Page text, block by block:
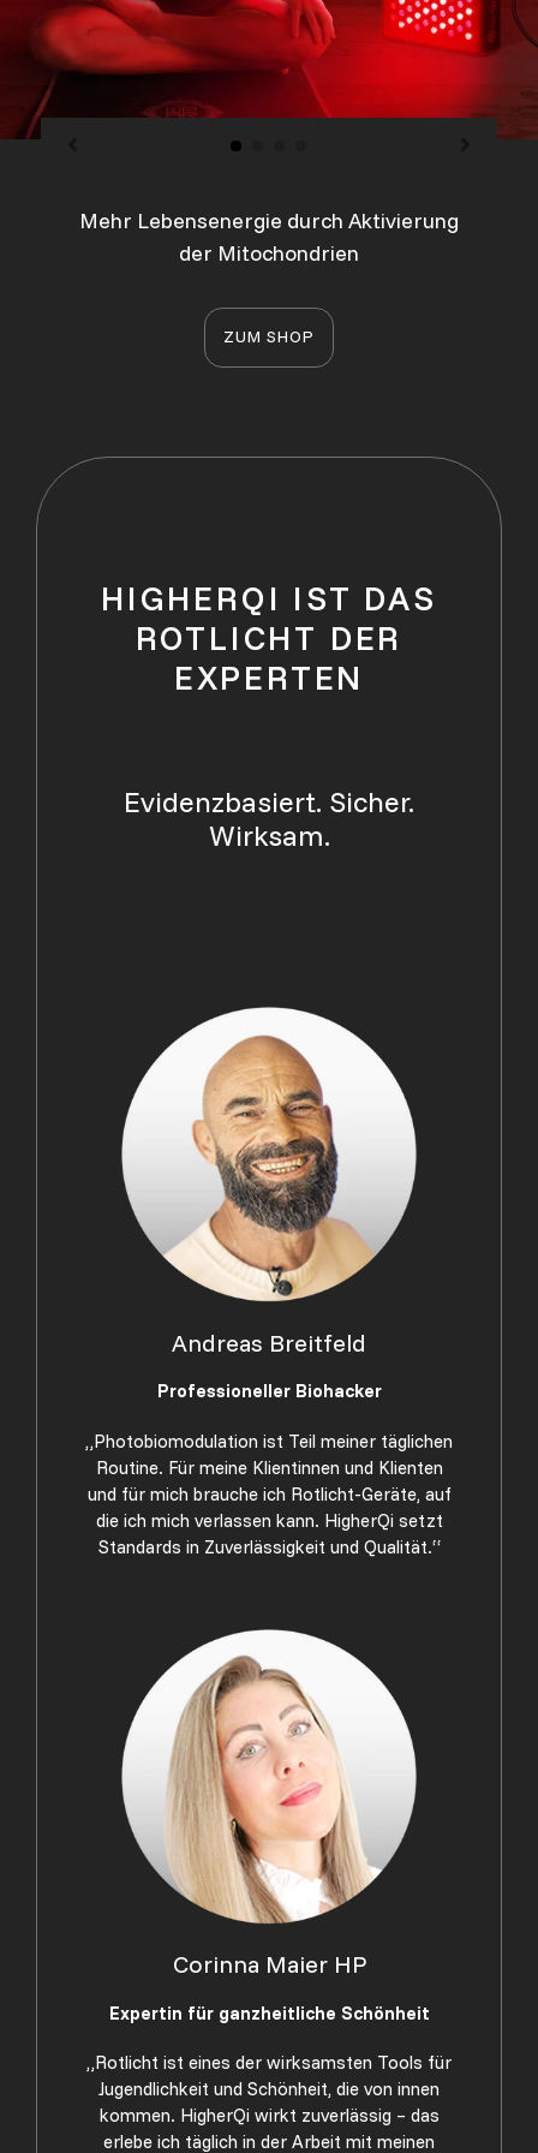
Mehr Lebensenergie durch Aktivierung
der Mitochondrien
ZUM SHOP
HIGHERQI IST DAS
ROTLICHT DER
EXPERTEN
Evidenzbasiert. Sicher.
Wirksam.
Andreas Breitfeld
Professioneller Biohacker
„Photobiomodulation ist Teil meiner täglichen
Routine. Für meine Klientinnen und Klienten
und für mich brauche ich Rotlicht-Geräte, auf
die ich mich verlassen kann. HigherQi setzt
Standards in Zuverlässigkeit und Qualität.“
Corinna Maier HP
Expertin für ganzheitliche Schönheit
„Rotlicht ist eines der wirksamsten Tools für
Jugendlichkeit und Schönheit, die von innen
kommen. HigherQi wirkt zuverlässig – das
erlebe ich täglich in der Arbeit mit meinen